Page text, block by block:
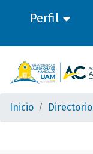
Perfil
Inicio Directorio